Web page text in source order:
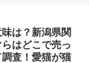
は？新潟県関
はどこで売っ
査！愛猫が猫